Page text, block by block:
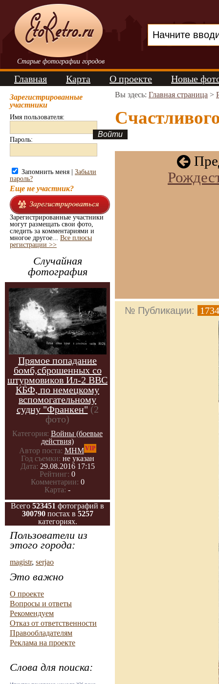
Старые фотографии городов
Главная Карта О проекте Новые
Зарегистрированные
участники
Имя пользователя:
Пароль:
Запомнить меня | Забыли
пароль?
Еще не участник?
Зарегистрированные участники
могут размещать свои фото,
следить за комментариями и
многое другое... Все плюсы
регистрации >>
Случайная
фотография
Прямое попадание
бомб,сброшенных со
штурмовиков Ил-2 ВВС
КБФ, по немецкому
вспомогательному
судну "Франкен" (2
фото)
Категория: Войны (боевые
действия)
Автор поста: МНМVIP
Год съемки: не указан
Дата: 29.08.2016 17:15
Рейтинг: 0
Комментарии: 0
Карта: -
Всего 523451 фотографий в
300790постах в 5257
категориях.
Пользователи из
этого города:
magistr, serjao
Это важно
О проекте
Вопросы и ответы
Рекомендуем
Отказ от ответственности
Правообладателям
Реклама на проекте
Слова для поиска:
Вы здесь: Главная страница >
№ Публикации: